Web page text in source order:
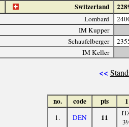
Switzerland
Lombard
IM Kupper
Schaufelberger
IM Keller
<<
no. code pts 1
1. DEN 11